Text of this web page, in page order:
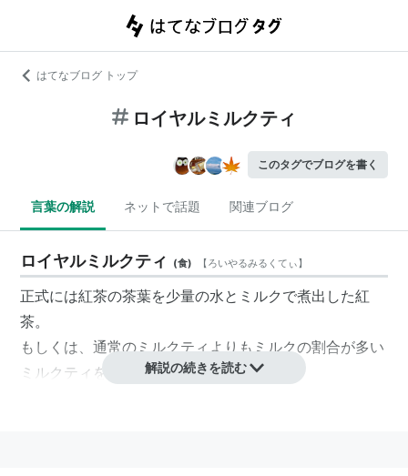
はてなブログ トップ
ロイヤルミルクティ
このタグでブログを書く
言葉の解説 ネットで話題 関連ブログ
ロイヤルミルクティ (食) 【ろいやるみるくてぃ】
正式には紅茶の茶葉を少量の水とミルクで煮出した紅
茶。
もしくは、通常のミルクティよりもミルクの割合が多い
ミルクティ を指すこともある。
解説の続きを読む